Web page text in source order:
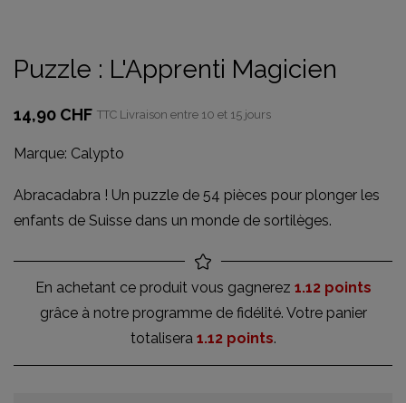
Puzzle : L'Apprenti Magicien
14,90 CHF TTC Livraison entre 10 et 15 jours
Marque: Calypto
Abracadabra ! Un puzzle de 54 pièces pour plonger les
enfants de Suisse dans un monde de sortilèges.
En achetant ce produit vous gagnerez 1.12 points
grâce à notre programme de fidélité. Votre panier
totalisera 1.12 points.